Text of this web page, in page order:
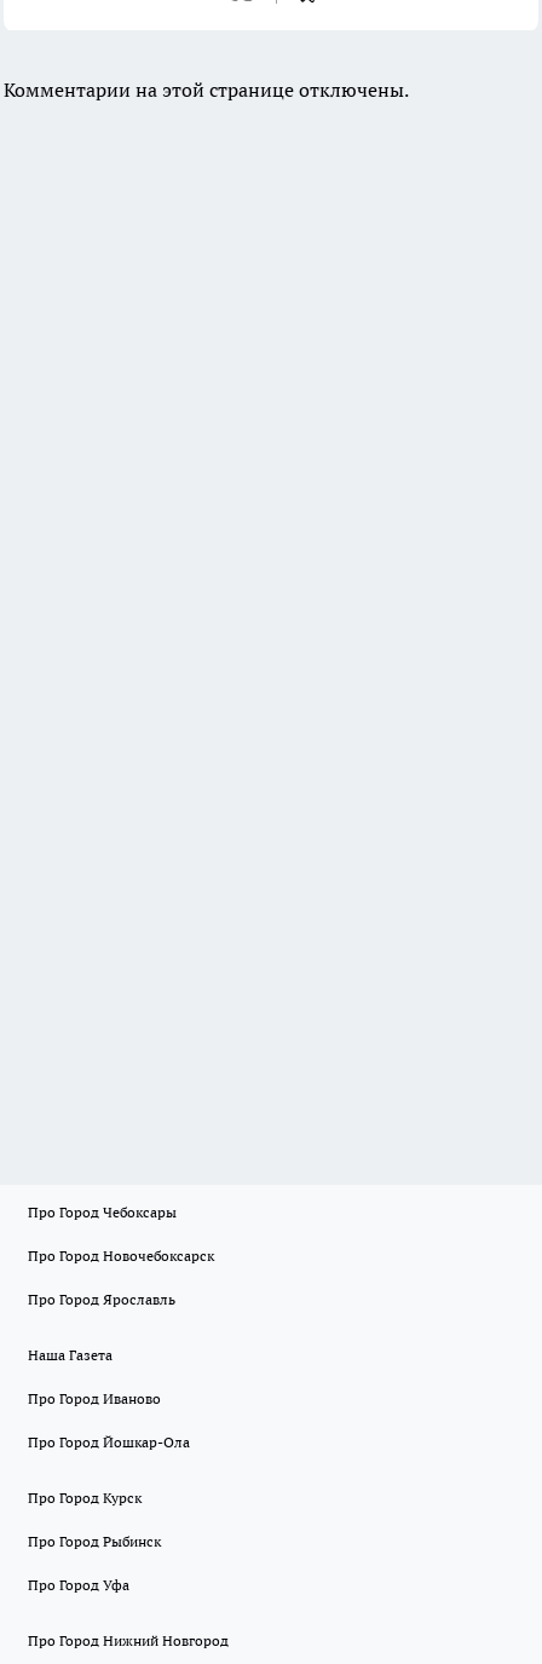
Комментарии на этой странице отключены.
Про Город Чебоксары
Про Город Новочебоксарск
Про Город Ярославль
Наша Газета
Про Город Иваново
Про Город Йошкар-Ола
Про Город Курск
Про Город Рыбинск
Про Город Уфа
Про Город Нижний Новгород